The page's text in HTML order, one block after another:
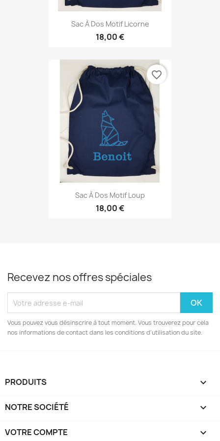
Sac À Dos Motif Licorne
18,00 €
Sac À Dos Motif Loup
18,00 €
favorite_border
Recevez nos offres spéciales
Vous pouvez vous désinscrire à tout moment. Vous trouverez pour cela
nos informations de contact dans les conditions d'utilisation du site.
PRODUITS 
NOTRE SOCIÉTÉ 
VOTRE COMPTE 